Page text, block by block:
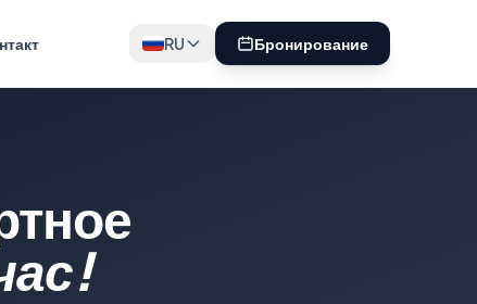
RU Бронирование